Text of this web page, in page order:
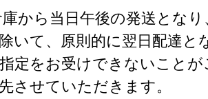
から当日午後の発送となり
いて、原則的に翌日配達と
定をお受けできないこと
させていただきます。